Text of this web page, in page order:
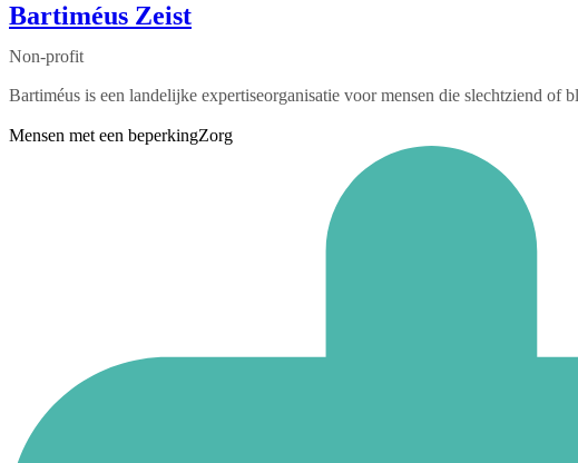
Bartiméus Zeist
Non-profit
Bartiméus is een landelijke expertiseorganisatie voor mensen die slechtziend
Mensen met een beperkingZorg